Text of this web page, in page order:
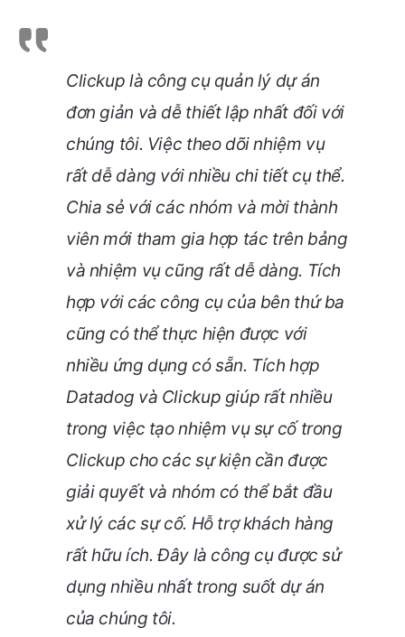
Clickup là công cụ quản lý dự án
đơn giản và dễ thiết lập nhất đối với
chúng tôi. Việc theo dõi nhiệm vụ
rất dễ dàng với nhiều chi tiết cụ thể.
Chia sẻ với các nhóm và mời thành
viên mới tham gia hợp tác trên bảng
và nhiệm vụ cũng rất dễ dàng. Tích
hợp với các công cụ của bên thứ ba
cũng có thể thực hiện được với
nhiều ứng dụng có sẵn. Tích hợp
Datadog và Clickup giúp rất nhiều
trong việc tạo nhiệm vụ sự cố trong
Clickup cho các sự kiện cần được
giải quyết và nhóm có thể bắt đầu
xử lý các sự cố. Hỗ trợ khách hàng
rất hữu ích. Đây là công cụ được sử
dụng nhiều nhất trong suốt dự án
của chúng tôi.